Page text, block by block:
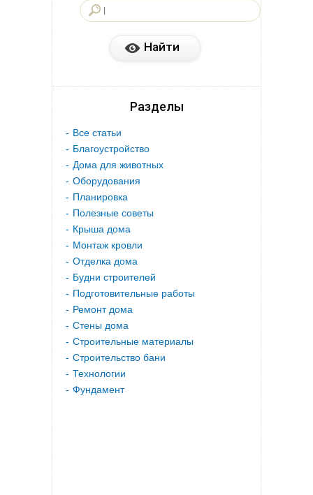
Разделы
Все статьи
Благоустройство
Дома для животных
Оборудования
Планировка
Полезные советы
Крыша дома
Монтаж кровли
Отделка дома
Будни строителей
Подготовительные работы
Ремонт дома
Стены дома
Строительные материалы
Строительство бани
Технологии
Фундамент